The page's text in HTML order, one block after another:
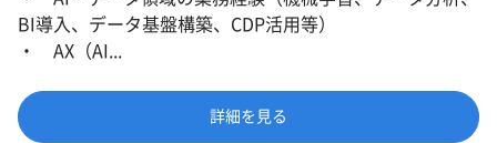
BI導入、データ基盤構築、CDP活用等）
・ AX（AI...
詳細を見る